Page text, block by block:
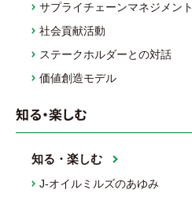
サプライチェーンマネジメント
社会貢献活動
ステークホルダーとの対話
価値創造モデル
知る・楽しむ
知る・楽しむ
J-オイルミルズのあゆみ